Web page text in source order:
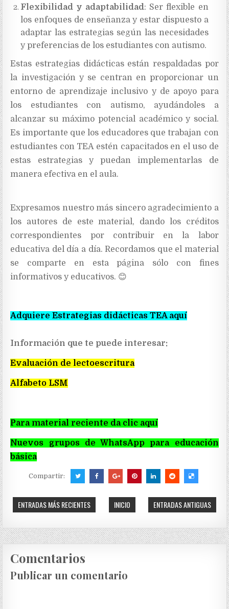
Flexibilidad y adaptabilidad: Ser flexible en
los enfoques de enseñanza y estar dispuesto a
adaptar las estrategias según las necesidades
y preferencias de los estudiantes con autismo.
Estas estrategias didácticas están respaldadas por
la investigación y se centran en proporcionar un
entorno de aprendizaje inclusivo y de apoyo para
los estudiantes con autismo, ayudándoles a
alcanzar su máximo potencial académico y social.
Es importante que los educadores que trabajan con
estudiantes con TEA estén capacitados en el uso de
estas estrategias y puedan implementarlas de
manera efectiva en el aula.
Expresamos nuestro más sincero agradecimiento a
los autores de este material, dando los créditos
correspondientes por contribuir en la labor
educativa del día a día. Recordamos que el material
se comparte en esta página sólo con fines
informativos y educativos. 😊
Adquiere Estrategias didácticas TEA aquí
Información que te puede interesar:
Evaluación de lectoescritura
Alfabeto LSM
Para material reciente da clic aquí
Nuevos grupos de WhatsApp para educación
básica
Compartir:
ENTRADAS MÁS RECIENTES ENTRADAS ANTIGUAS
INICIO
Comentarios
Publicar un comentario